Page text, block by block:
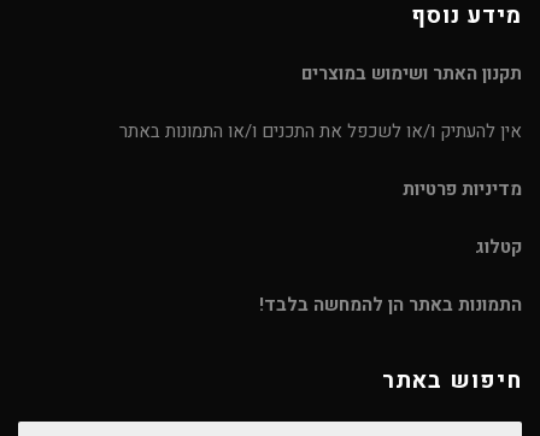
מידע נוסף
תקנון האתר ושימוש במוצרים
אין להעתיק ו/או לשכפל את התכנים ו/או התמונות באתר
מדיניות פרטיות
קטלוג
התמונות באתר הן להמחשה בלבד!
חיפוש באתר